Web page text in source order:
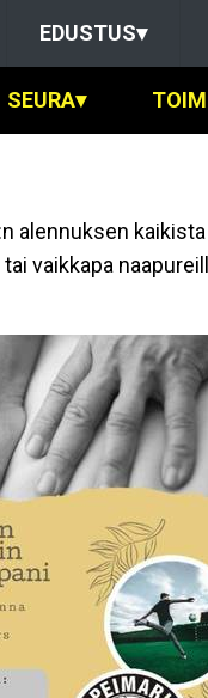
EDUSTUS▾
SEURA▾
alennuksen
vaikkapa